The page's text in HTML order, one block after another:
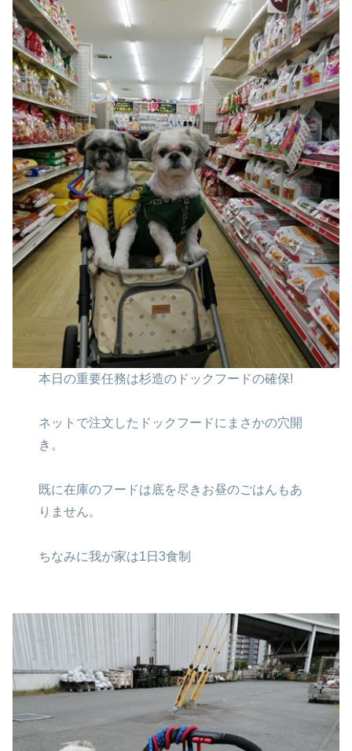
本日の重要任務は杉造のドックフードの確保!
ネットで注文したドックフードに まさかの穴開
き。
既に在庫のフードは底を尽き お昼のごはんもあ
りません。
ちなみに我が家は1日3食制